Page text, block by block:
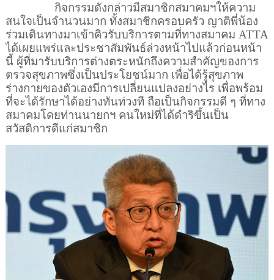
กิจกรรมดังกล่าวมีสมาชิกสมาคมฯให้ความ
สนใจเป็นจำนวนมาก ทั้งสมาชิกครอบครัว ญาติพี่น้อง
ร่วมเดินทางมาเข้าคิวรับบริการตามที่ทางสมาคม ATTA
ได้เผยแพร่และประชาสัมพันธ์ล่วงหน้าไปแล้วก่อนหน้า
นี้ ผู้ที่มารับบริการต่างตระหนักถึงความสำคัญของการ
ตรวจสุขภาพซึ่งเป็นประโยชน์มาก เพื่อได้รู้สุขภาพ
ร่างกายของตัวเองมีการเปลี่ยนแปลงอย่างไร เพื่อพร้อม
ที่จะได้รักษาได้อย่างทันท่วงที ถือเป็นกิจกรรมดี ๆ ที่ทาง
สมาคมโดยท่านนายกฯ คนใหม่ที่ได้ดำริขึ้นเป็น
สวัสดิการดีแก่สมาชิก